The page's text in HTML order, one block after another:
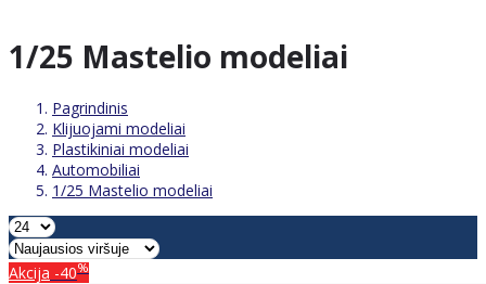
1/25 Mastelio modeliai
Pagrindinis
Klijuojami modeliai
Plastikiniai modeliai
Automobiliai
1/25 Mastelio modeliai
Akcija -40%